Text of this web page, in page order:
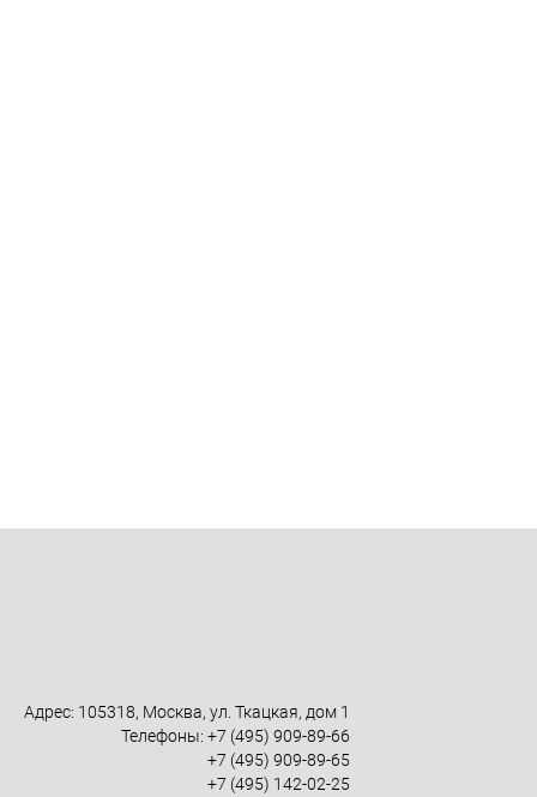
Адрес: 105318, Москва, ул. Ткацкая, дом 1
Телефоны: +7 (495) 909-89-66
+7 (495) 909-89-65
+7 (495) 142-02-25